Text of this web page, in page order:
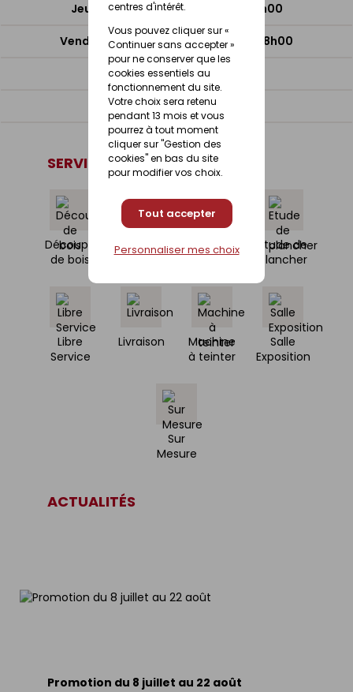
centres d'intérêt.
Vous pouvez cliquer sur «
Continuer sans accepter »
pour ne conserver que les
cookies essentiels au
fonctionnement du site.
Votre choix sera retenu
pendant 13 mois et vous
pourrez à tout moment
cliquer sur "Gestion des
cookies" en bas du site
pour modifier vos choix.
Tout accepter
Personnaliser mes choix
Jeudi : 08h00 - 12h00 / 14h00 - 18h00
Vendredi : 08h00 - 12h00 / 14h00 - 18h00
Samedi : 09h00 - 12h00
Dimanche : Fermé
SERVICES
Découpe
de bois
Devis /
Projets
Etude de
charpente
Etude de
plancher
Libre
Service
Livraison
Machine
à teinter
Salle
Exposition
Sur
Mesure
ACTUALITÉS
Promotion du 8 juillet au 22 août